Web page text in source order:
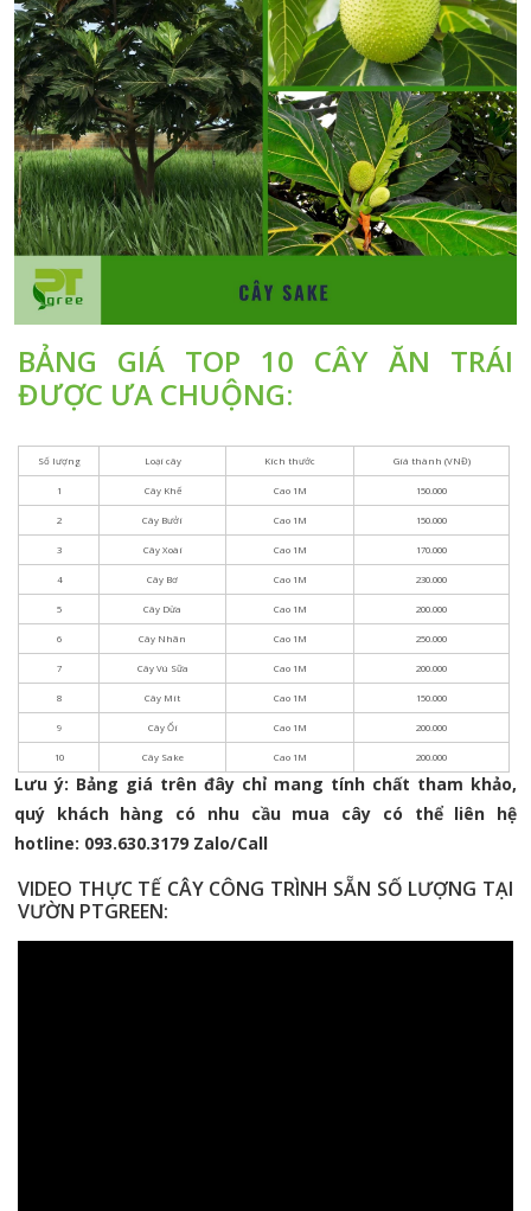
BẢNG GIÁ TOP 10 CÂY ĂN TRÁI
ĐƯỢC ƯA CHUỘNG:
Lưu ý: Bảng giá trên đây chỉ mang tính chất tham khảo,
quý khách hàng có nhu cầu mua cây có thể liên hệ
hotline: 093.630.3179 Zalo/Call
VIDEO THỰC TẾ CÂY CÔNG TRÌNH SẴN SỐ LƯỢNG TẠI
VƯỜN PTGREEN: